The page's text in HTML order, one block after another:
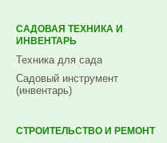
САДОВАЯ ТЕХНИКА И
ИНВЕНТАРЬ
Техника для сада
Садовый инструмент
(инвентарь)
СТРОИТЕЛЬСТВО И РЕМОНТ